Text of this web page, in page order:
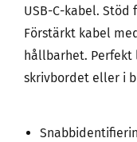
USB-C-kabel. Stöd
Förstärkt kabel
hållbarhet. Perfekt
skrivbordet eller i